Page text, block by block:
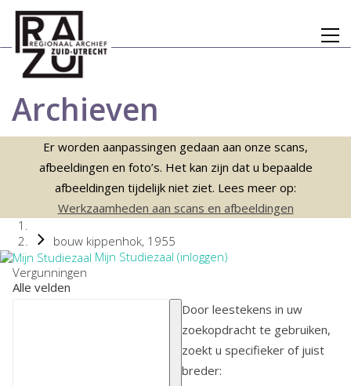
Archieven
Er worden aanpassingen gedaan aan onze scans,
afbeeldingen en foto’s. Het kan zijn dat u bepaalde
afbeeldingen tijdelijk niet ziet. Lees meer op:
Werkzaamheden aan scans en afbeeldingen
bouw kippenhok, 1955
Mijn Studiezaal (inloggen)
Vergunningen
Alle velden
Door leestekens in uw
zoekopdracht te gebruiken,
zoekt u specifieker of juist
breder: